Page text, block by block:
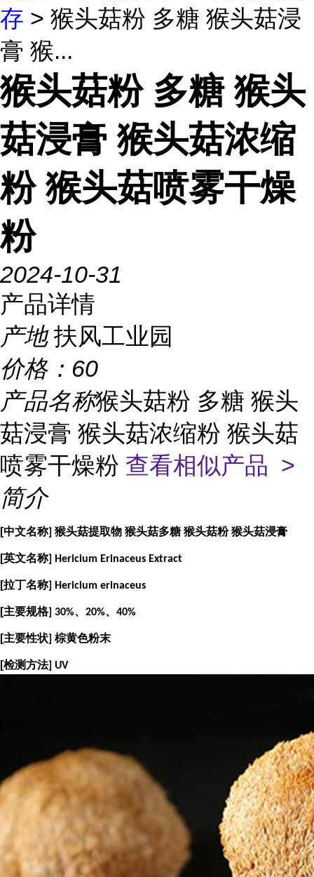
存 > 猴头菇粉 多糖 猴头菇浸
膏 猴...
猴头菇粉 多糖 猴头
菇浸膏 猴头菇浓缩
粉 猴头菇喷雾干燥
粉
2024-10-31
产品详情
产地 扶风工业园
价格： 60
产品名称猴头菇粉 多糖 猴头
菇浸膏 猴头菇浓缩粉 猴头菇
喷雾干燥粉 查看相似产品 >
简介
[中文名称] 猴头菇提取物 猴头菇多糖 猴头菇粉 猴头菇浸膏
[英文名称] Hericium Erinaceus Extract
[拉丁名称] Hericium erinaceus
[主要规格] 30%、20%、40%
[主要性状 ] 棕黄色粉末
[检测方法] UV